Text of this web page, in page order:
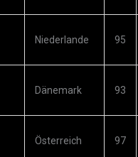
Niederlande 95
Dänemark 93
Österreich 97